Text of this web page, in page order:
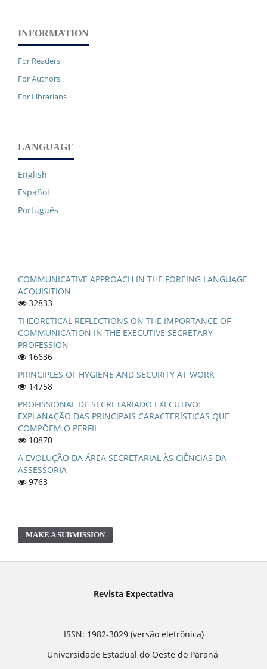
INFORMATION
For Readers
For Authors
For Librarians
LANGUAGE
English
Español
Português
COMMUNICATIVE APPROACH IN THE FOREING LANGUAGE
ACQUISITION
32833
THEORETICAL REFLECTIONS ON THE IMPORTANCE OF
COMMUNICATION IN THE EXECUTIVE SECRETARY
PROFESSION
16636
PRINCIPLES OF HYGIENE AND SECURITY AT WORK
14758
PROFISSIONAL DE SECRETARIADO EXECUTIVO:
EXPLANAÇÃO DAS PRINCIPAIS CARACTERÍSTICAS QUE
COMPÕEM O PERFIL
10870
A EVOLUÇÃO DA ÁREA SECRETARIAL ÀS CIÊNCIAS DA
ASSESSORIA
9763
MAKE A SUBMISSION
Revista Expectativa
ISSN: 1982-3029 (versão eletrônica)
Universidade Estadual do Oeste do Paraná